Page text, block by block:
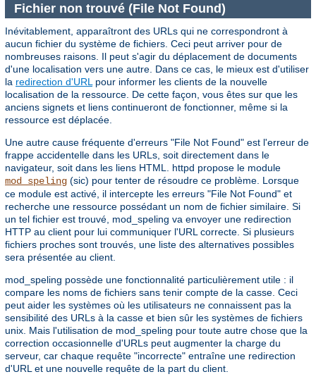
Fichier non trouvé (File Not Found)
Inévitablement, apparaîtront des URLs qui ne correspondront à
aucun fichier du système de fichiers. Ceci peut arriver pour de
nombreuses raisons. Il peut s'agir du déplacement de documents
d'une localisation vers une autre. Dans ce cas, le mieux est d'utiliser
la redirection d'URLpour informer les clients de la nouvelle
localisation de la ressource. De cette façon, vous êtes sur que les
anciens signets et liens continueront de fonctionner, même si la
ressource est déplacée.
Une autre cause fréquente d'erreurs "File Not Found" est l'erreur de
frappe accidentelle dans les URLs, soit directement dans le
navigateur, soit dans les liens HTML. httpd propose le module
mod_speling (sic) pour tenter de résoudre ce problème. Lorsque
ce module est activé, il intercepte les erreurs "File Not Found" et
recherche une ressource possédant un nom de fichier similaire. Si
un tel fichier est trouvé, mod_speling va envoyer une redirection
HTTP au client pour lui communiquer l'URL correcte. Si plusieurs
fichiers proches sont trouvés, une liste des alternatives possibles
sera présentée au client.
mod_speling possède une fonctionnalité particulièrement utile : il
compare les noms de fichiers sans tenir compte de la casse. Ceci
peut aider les systèmes où les utilisateurs ne connaissent pas la
sensibilité des URLs à la casse et bien sûr les systèmes de fichiers
unix. Mais l'utilisation de mod_speling pour toute autre chose que la
correction occasionnelle d'URLs peut augmenter la charge du
serveur, car chaque requête "incorrecte" entraîne une redirection
d'URL et une nouvelle requête de la part du client.